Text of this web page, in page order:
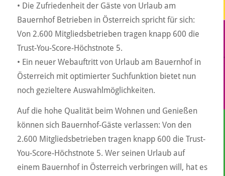
• Die Zufriedenheit der Gäste von Urlaub am
Bauernhof Betrieben in Österreich spricht für sich:
Von 2.600 Mitgliedsbetrieben tragen knapp 600 die
Trust-You-Score-Höchstnote 5.
• Ein neuer Webauftritt von Urlaub am Bauernhof in
Österreich mit optimierter Suchfunktion bietet nun
noch gezieltere Auswahlmöglichkeiten.
Auf die hohe Qualität beim Wohnen und Genießen
können sich Bauernhof-Gäste verlassen: Von den
2.600 Mitgliedsbetrieben tragen knapp 600 die Trust-
You-Score-Höchstnote 5. Wer seinen Urlaub auf
einem Bauernhof in Österreich verbringen will, hat es